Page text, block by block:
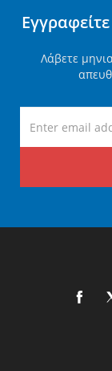
Λάβετε